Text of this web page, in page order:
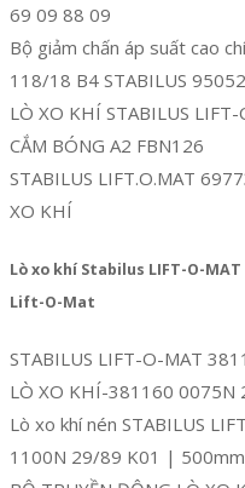
69 09 88 09
Bộ giảm chấn áp suất cao
118/18 B4 STABILUS
LÒ XO KHÍ STABILUS
CẮM BÓNG A2 FBN126
STABILUS LIFT.O.MAT
XO KHÍ
Lò xo khí Stabilus LIFT-O-
Lift-O-Mat
STABILUS LIFT-O-MAT
LÒ XO KHÍ-381160 0075N
Lò xo khí nén STABILUS
1100N 29/89 K01 | 500mm